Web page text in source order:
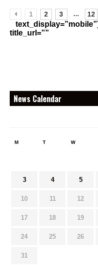
1 2 3 ... 12
title_url=””
News Calendar
M T W
3 4 5
10 11 12
17 18 19
24 25 26
31